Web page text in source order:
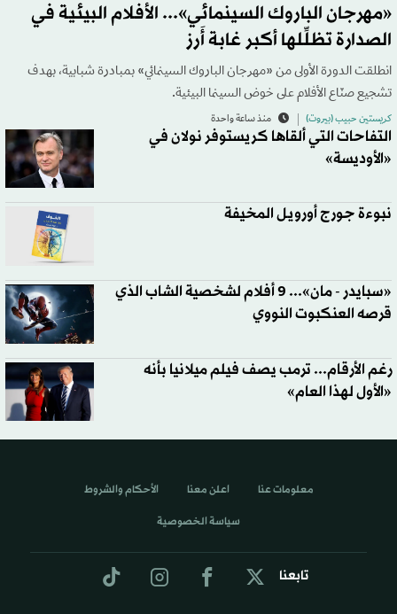
«مهرجان الباروك السينمائي»... الأفلام البيئية في
الصدارة تظلِّلها أكبر غابة أَرز
انطلقت الدورة الأولى من «مهرجان الباروك السينمائي» بمبادرة شبابية، بهدف
تشجيع صنّاع الأفلام على خوض السينما البيئية.
كريستين حبيب (بيروت) منذ ساعة واحدة
التفاحات التي ألقاها كريستوفر نولان في
«الأوديسة»
نبوءة جورج أورويل المخيفة
«سبايدر - مان»... 9 أفلام لشخصية الشاب الذي
قرصه العنكبوت النووي
رغم الأرقام... ترمب يصف فيلم ميلانيا بأنه
«الأول لهذا العام»
تابعنا
معلومات عنا اعلن معنا الأحكام والشروط
سياسة الخصوصية